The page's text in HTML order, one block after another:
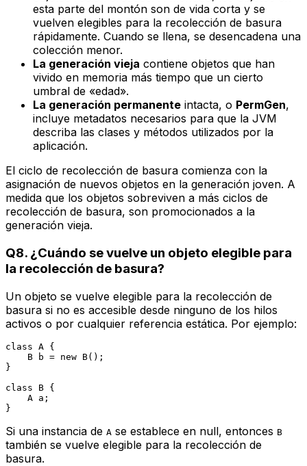
esta parte del montón son de vida corta y se
vuelven elegibles para la recolección de basura
rápidamente. Cuando se llena, se desencadena una
colección menor.
La generación vieja contiene objetos que han
vivido en memoria más tiempo que un cierto
umbral de «edad».
La generación permanente intacta, o PermGen,
incluye metadatos necesarios para que la JVM
describa las clases y métodos utilizados por la
aplicación.
El ciclo de recolección de basura comienza con la
asignación de nuevos objetos en la generación joven. A
medida que los objetos sobreviven a más ciclos de
recolección de basura, son promocionados a la
generación vieja.
Q8. ¿Cuándo se vuelve un objeto elegible para
la recolección de basura?
Un objeto se vuelve elegible para la recolección de
basura si no es accesible desde ninguno de los hilos
activos o por cualquier referencia estática. Por ejemplo:
class A {
B
b = new B();
}
class
B {
    A a;
Si una instancia de A se establece en null, entonces B
también se vuelve elegible para la recolección de
basura.